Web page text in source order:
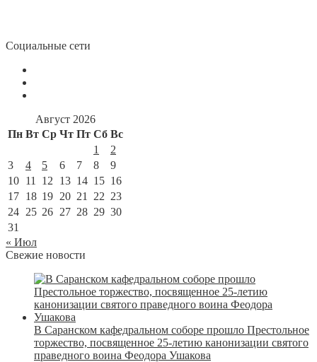
Социальные сети
Август 2026
Пн Вт Ср Чт Пт Сб Вс
1
2
3
4 5 6 7 8
9
10 11 12 13 14 15 16
17 18 19 20 21 22 23
24 25 26 27 28 29 30
31
« Июл
Свежие новости
В Саранском кафедральном соборе прошло Престольное
торжество, посвященное 25-летию канонизации святого
праведного воина Феодора Ушакова